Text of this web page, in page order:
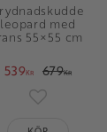
leopard med
55×55 cm
539KR 679KR
Lägg till i